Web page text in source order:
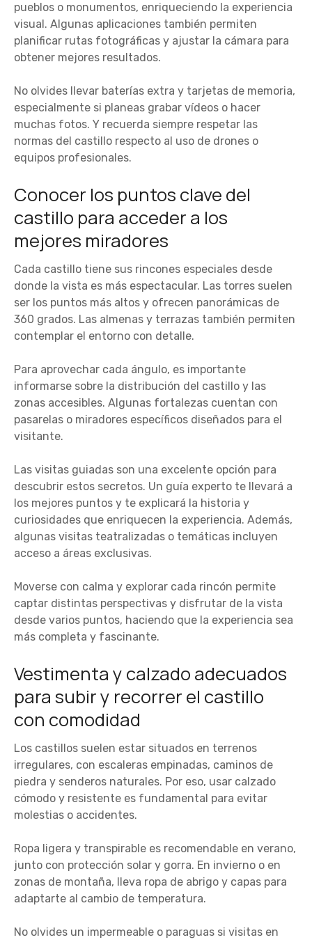
pueblos o monumentos, enriqueciendo la experiencia
visual. Algunas aplicaciones también permiten
planificar rutas fotográficas y ajustar la cámara para
obtener mejores resultados.
No olvides llevar baterías extra y tarjetas de memoria,
especialmente si planeas grabar vídeos o hacer
muchas fotos. Y recuerda siempre respetar las
normas del castillo respecto al uso de drones o
equipos profesionales.
Conocer los puntos clave del
castillo para acceder a los
mejores miradores
Cada castillo tiene sus rincones especiales desde
donde la vista es más espectacular. Las torres suelen
ser los puntos más altos y ofrecen panorámicas de
360 grados. Las almenas y terrazas también permiten
contemplar el entorno con detalle.
Para aprovechar cada ángulo, es importante
informarse sobre la distribución del castillo y las
zonas accesibles. Algunas fortalezas cuentan con
pasarelas o miradores específicos diseñados para el
visitante.
Las visitas guiadas son una excelente opción para
descubrir estos secretos. Un guía experto te llevará a
los mejores puntos y te explicará la historia y
curiosidades que enriquecen la experiencia. Además,
algunas visitas teatralizadas o temáticas incluyen
acceso a áreas exclusivas.
Moverse con calma y explorar cada rincón permite
captar distintas perspectivas y disfrutar de la vista
desde varios puntos, haciendo que la experiencia sea
más completa y fascinante.
Vestimenta y calzado adecuados
para subir y recorrer el castillo
con comodidad
Los castillos suelen estar situados en terrenos
irregulares, con escaleras empinadas, caminos de
piedra y senderos naturales. Por eso, usar calzado
cómodo y resistente es fundamental para evitar
molestias o accidentes.
Ropa ligera y transpirable es recomendable en verano,
junto con protección solar y gorra. En invierno o en
zonas de montaña, lleva ropa de abrigo y capas para
adaptarte al cambio de temperatura.
No olvides un impermeable o paraguas si visitas en